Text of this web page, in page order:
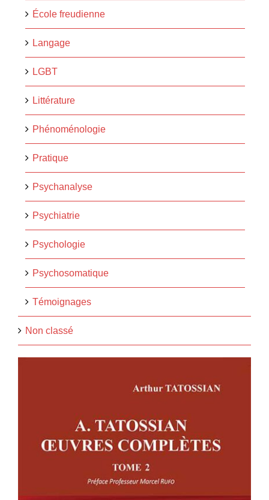
École freudienne
Langage
LGBT
Littérature
Phénoménologie
Pratique
Psychanalyse
Psychiatrie
Psychologie
Psychosomatique
Témoignages
Non classé